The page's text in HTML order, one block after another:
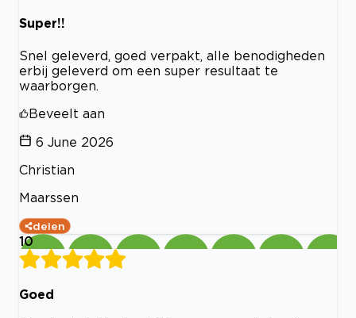
Super!!
Snel geleverd, goed verpakt, alle benodigheden
erbij geleverd om een super resultaat te
waarborgen.
Beveelt aan
6 June 2026
Christian
Maarssen
delen
10
Goed